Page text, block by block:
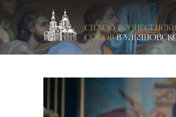
Спасо-Вознесенский кафедральный